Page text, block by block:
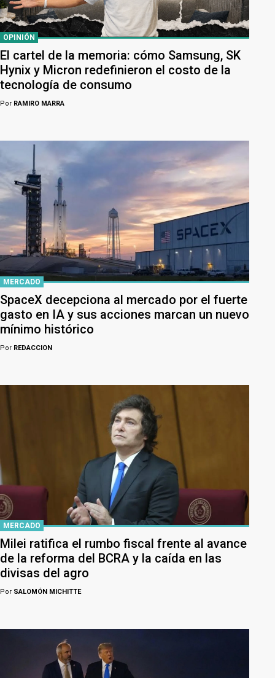
OPINIÓN
El cartel de la memoria: cómo Samsung, SK
Hynix y Micron redefinieron el costo de la
tecnología de consumo
Por RAMIRO MARRA
MERCADO
SpaceX decepciona al mercado por el fuerte
gasto en IA y sus acciones marcan un nuevo
mínimo histórico
Por REDACCION
MERCADO
Milei ratifica el rumbo fiscal frente al avance
de la reforma del BCRA y la caída en las
divisas del agro
Por SALOMÓN MICHITTE